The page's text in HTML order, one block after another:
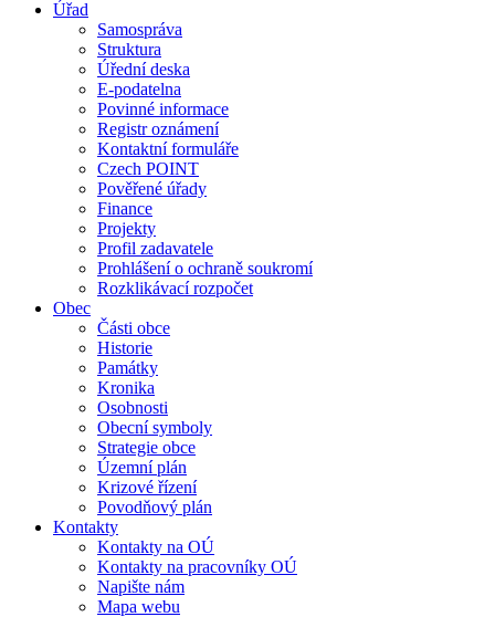
Úřad
Samospráva
Struktura
Úřední deska
E-podatelna
Povinné informace
Registr oznámení
Kontaktní formuláře
Czech POINT
Pověřené úřady
Finance
Projekty
Profil zadavatele
Prohlášení o ochraně soukromí
Rozklikávací rozpočet
Obec
Části obce
Historie
Památky
Kronika
Osobnosti
Obecní symboly
Strategie obce
Územní plán
Krizové řízení
Povodňový plán
Kontakty
Kontakty na OÚ
Kontakty na pracovníky OÚ
Napište nám
Mapa webu